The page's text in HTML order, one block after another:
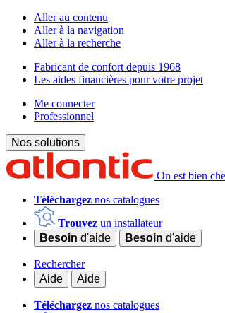
Aller au contenu
Aller à la navigation
Aller à la recherche
Fabricant de confort depuis 1968
Les aides financières pour votre projet
Me connecter
Professionnel
Nos solutions
On est bien
Téléchargez nos catalogues
Trouvez un installateur
Besoin d'aide Besoin d'aide
Rechercher
Aide
Aide
Téléchargez nos catalogues